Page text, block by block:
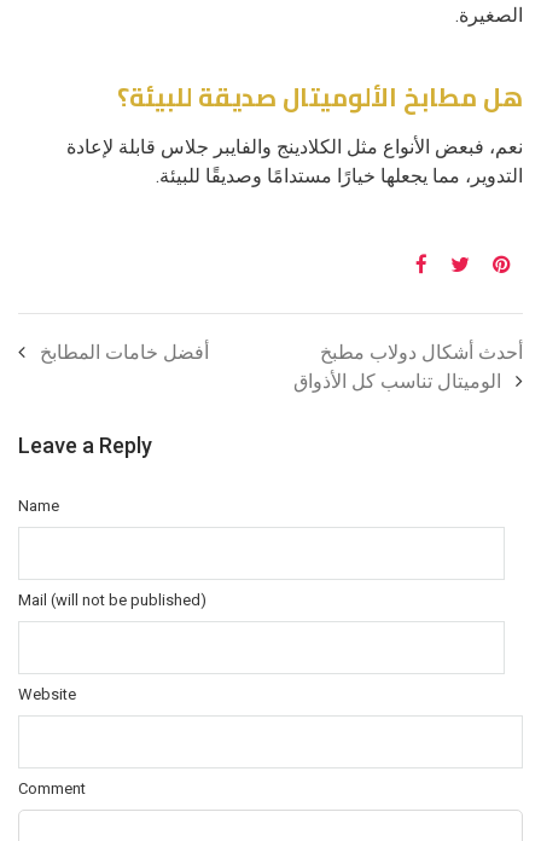
الصغيرة.
هل مطابخ الألوميتال صديقة للبيئة؟
نعم، فبعض الأنواع مثل الكلادينج والفايبر جلاس قابلة لإعادة
التدوير، مما يجعلها خيارًا مستدامًا وصديقًا للبيئة.
أفضل خامات المطابخ
أحدث أشكال دولاب مطبخ
الوميتال تناسب كل الأذواق
Leave a Reply
Name
Mail (will not be published)
Website
Comment